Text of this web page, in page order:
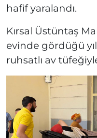
hafif yaralandı.
Kırsal Üstüntaş
evinde gördüğü
ruhsatlı av